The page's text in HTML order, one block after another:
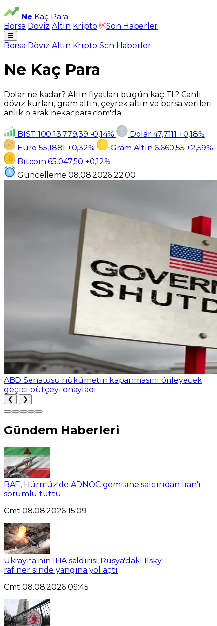
Ne Kaç Para
Borsa Döviz Altın Kripto Son Haberler
☰
Borsa Döviz Altın Kripto Son Haberler
Ne Kaç Para
Dolar ne kadar? Altın fiyatları bugün kaç TL? Canlı
döviz kurları, gram altın, çeyrek altın ve borsa verileri
anlık olarak nekacpara.com'da.
BIST 100 13.779,39 -0,14% Dolar 47,7111 +0,18%
Euro 55,1881 +0,32% Gram Altın 6.660,55 +2,59%
Bitcoin 65.047,50 +0,12%
Güncelleme 08.08.2026 22:00
ABD Senatosu hükümetin kapanmasını önleyecek
geçici bütçeyi onayladı
❮ ❯
Gündem Haberleri
BAE, Hürmüz'de ADNOC gemisine saldırıdan İran'ı
sorumlu tuttu
Cmt 08.08.2026 15:09
Ukrayna'nın İHA saldırısı Rusya'daki Ilsky
rafinerisinde yangına yol açtı
Cmt 08.08.2026 09:45